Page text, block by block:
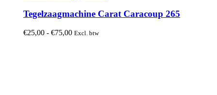
heeft
variaties.
Tegelzaagmachine Carat Caracoup 265
€25,00 - €75,00Prijsklasse:
Excl. btw